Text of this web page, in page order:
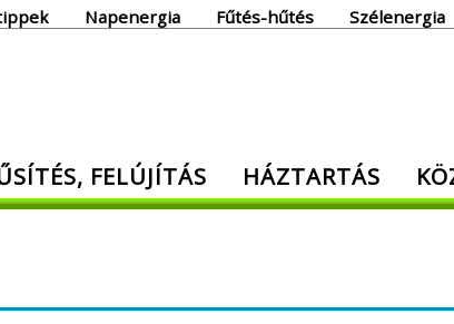
Napenergia Fűtés-hűtés Szélenergia
Minden, ami energia!
FELÚJÍTÁS HÁZTARTÁS